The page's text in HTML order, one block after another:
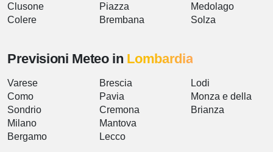
Clusone
Colere
Piazza
Brembana
Medolago
Solza
Previsioni Meteo in Lombardia
Varese
Como
Sondrio
Milano
Bergamo
Brescia
Pavia
Cremona
Mantova
Lecco
Lodi
Monza e della
Brianza